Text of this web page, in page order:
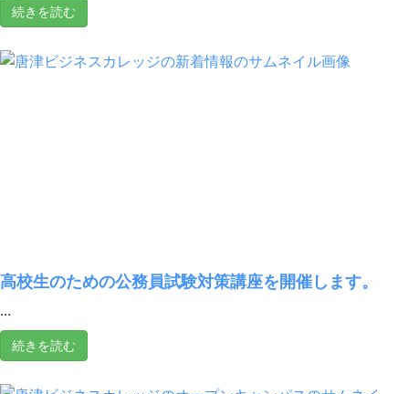
続きを読む
高校生のための公務員試験対策講座を開催します。
...
続きを読む